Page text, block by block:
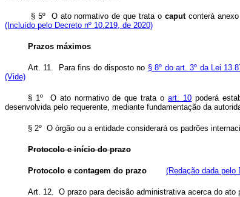
§ 5º O ato normativo de que trata ocaputconterá
(Incluído pelo Decreto nº 10.219, de 2020)
Prazos máximos
Art. 11. Para fins do disposto no § 8º do art. 3º da Lei
(Vide)
§ 1º O ato normativo de que trata oart. 10 poderá
desenvolvida pelo requerente, mediante fundamentação da
§ 2º O órgão ou a entidade considerará os padrões
Protocolo e início do prazo
Protocolo e contagem do prazo (Redação dada pelo
Art. 12. O prazo para decisão administrativa acerca do ato